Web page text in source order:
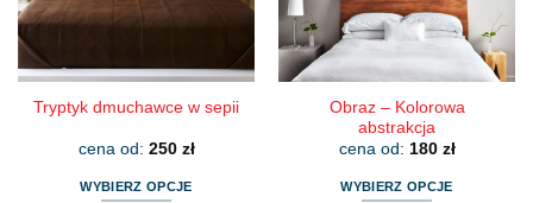
na
na
stronie
Tryptyk dmuchawce w sepii
cena od: 250 zł
WYBIERZ OPCJE
Obraz – Kolorowa
abstrakcja
cena od: 180 zł
WYBIERZ OPCJE